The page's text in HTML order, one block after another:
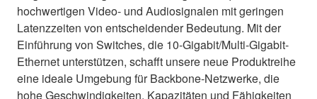
hochwertigen Video- und Audiosignalen mit geringen
Latenzzeiten von entscheidender Bedeutung. Mit der
Einführung von Switches, die 10-Gigabit/Multi-Gigabit-
Ethernet unterstützen, schafft unsere neue Produktreihe
eine ideale Umgebung für Backbone-Netzwerke, die
hohe Geschwindigkeiten, Kapazitäten und Fähigkeiten